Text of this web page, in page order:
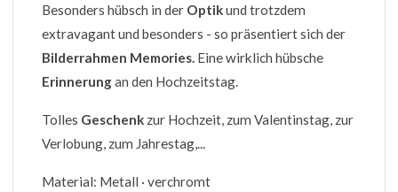
Besonders hübsch in der Optikund trotzdem
extravagant und besonders - so präsentiert sich der
Bilderrahmen Memories. Eine wirklich hübsche
Erinnerungan den Hochzeitstag.
Tolles Geschenk zur Hochzeit, zum Valentinstag, zur
Verlobung, zum Jahrestag,...
Material: Metall · verchromt